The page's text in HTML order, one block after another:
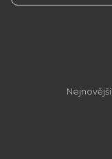
Nejnovější